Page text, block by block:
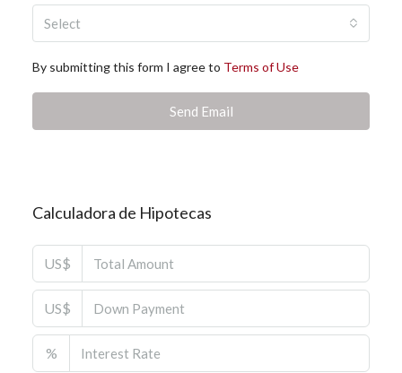
Select
By submitting this form I agree to Terms of Use
Send Email
Calculadora de Hipotecas
US$
US$
%